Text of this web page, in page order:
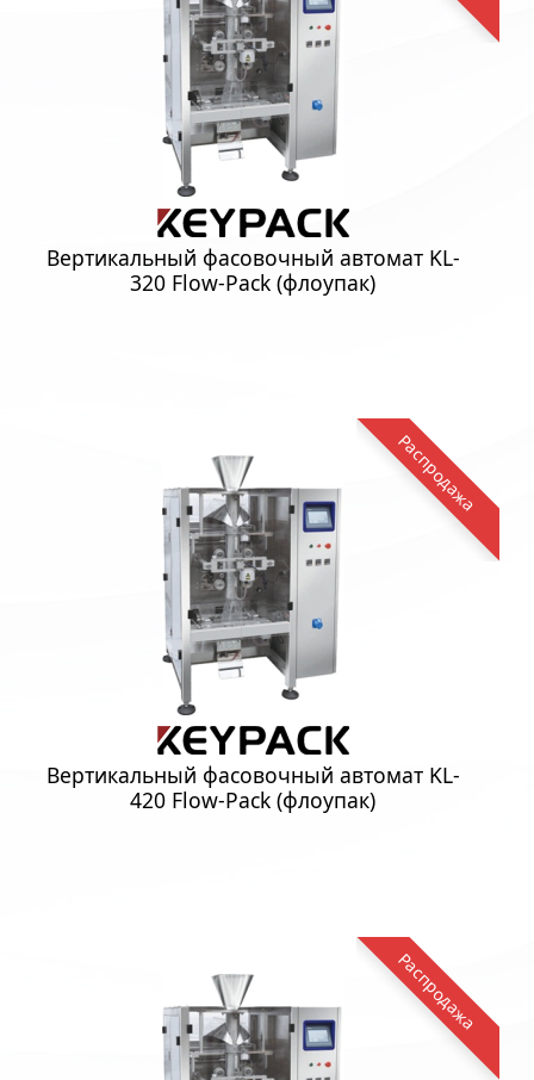
Вертикальный фасовочный автомат KL-
320 Flow-Pack (флоупак)
Распродажа
Вертикальный фасовочный автомат KL-
420 Flow-Pack (флоупак)
Распродажа